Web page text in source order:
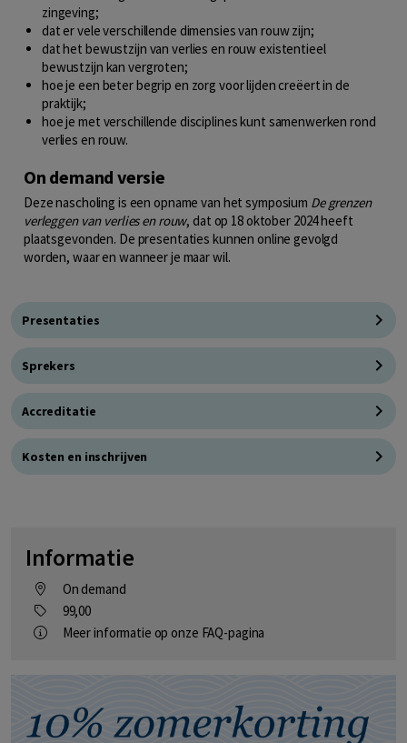
zingeving;
dat er vele verschillende dimensies van rouw zijn;
dat het bewustzijn van verlies en rouw existentieel
bewustzijn kan vergroten;
hoe je een beter begrip en zorg voor lijden creëert in de
praktijk;
hoe je met verschillende disciplines kunt samenwerken rond
verlies en rouw.
On demand versie
Deze nascholing is een opname van het symposium De grenzen
verleggen van verlies en rouw, dat op 18 oktober 2024 heeft
plaatsgevonden. De presentaties kunnen online gevolgd
worden, waar en wanneer je maar wil.
Presentaties
Sprekers
Accreditatie
Kosten en inschrijven
Informatie
On demand
99,00
Meer informatie op onze FAQ-pagina